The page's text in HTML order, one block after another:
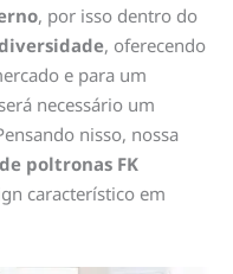
, por isso dentro do
, oferecendo
e para um
necessário um
nisso, nossa
poltronas FK
característico em